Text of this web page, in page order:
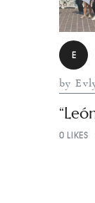
E
by
0 LIKES